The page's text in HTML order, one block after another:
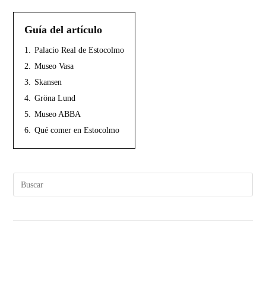
Guía del artículo
1.
Palacio Real de Estocolmo
2.
Museo Vasa
3.
Skansen
4.
Gröna Lund
5.
Museo ABBA
6.
Qué comer en Estocolmo